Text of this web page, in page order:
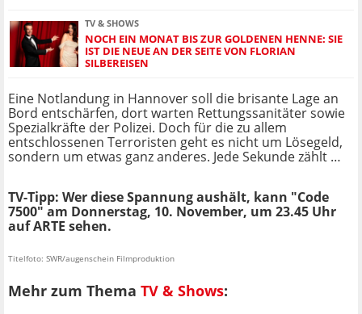
TV & SHOWS
NOCH EIN MONAT BIS ZUR GOLDENEN HENNE: SIE
IST DIE NEUE AN DER SEITE VON FLORIAN
SILBEREISEN
Eine Notlandung in Hannover soll die brisante Lage an
Bord entschärfen, dort warten Rettungssanitäter sowie
Spezialkräfte der Polizei. Doch für die zu allem
entschlossenen Terroristen geht es nicht um Lösegeld,
sondern um etwas ganz anderes. Jede Sekunde zählt …
TV-Tipp: Wer diese Spannung aushält, kann "Code
7500" am Donnerstag, 10. November, um 23.45 Uhr
auf ARTE sehen.
Titelfoto: SWR/augenschein Filmproduktion
Mehr zum Thema TV & Shows: